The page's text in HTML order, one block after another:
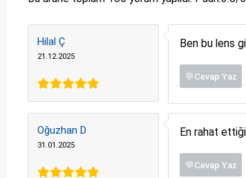
Hilal Ç
21.12.2025
Ben bu lens
💬Cevap Yaz
Oğuzhan D
31.01.2025
En rahat
💬Cevap Yaz